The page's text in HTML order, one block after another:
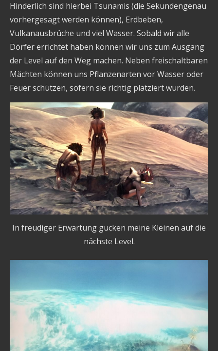
Hinderlich sind hierbei Tsunamis (die Sekundengenau
vorhergesagt werden können), Erdbeben,
Vulkanausbrüche und viel Wasser. Sobald wir alle
Dörfer errichtet haben können wir uns zum Ausgang
der Level auf den Weg machen. Neben freischaltbaren
Mächten können uns Pflanzenarten vor Wasser oder
Feuer schützen, sofern sie richtig platziert wurden.
In freudiger Erwartung gucken meine Kleinen auf die
nächste Level.